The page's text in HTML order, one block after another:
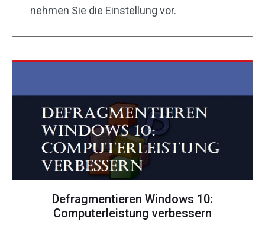
nehmen Sie die Einstellung vor.
Defragmentieren Windows 10:
Computerleistung verbessern